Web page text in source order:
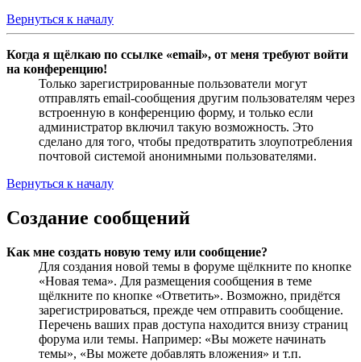
Вернуться к началу
Когда я щёлкаю по ссылке «email», от меня требуют войти
на конференцию!
Только зарегистрированные пользователи могут
отправлять email-сообщения другим пользователям через
встроенную в конференцию форму, и только если
администратор включил такую возможность. Это
сделано для того, чтобы предотвратить злоупотребления
почтовой системой анонимными пользователями.
Вернуться к началу
Создание сообщений
Как мне создать новую тему или сообщение?
Для создания новой темы в форуме щёлкните по кнопке
«Новая тема». Для размещения сообщения в теме
щёлкните по кнопке «Ответить». Возможно, придётся
зарегистрироваться, прежде чем отправить сообщение.
Перечень ваших прав доступа находится внизу страниц
форума или темы. Например: «Вы можете начинать
темы», «Вы можете добавлять вложения» и т.п.